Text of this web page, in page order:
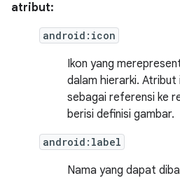
atribut:
android:icon
Ikon yang
dalam hierarki.
sebagai referensi ke
berisi definisi gambar.
android:label
Nama yang dapat